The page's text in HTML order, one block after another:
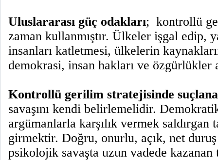
Uluslararası güç odakları; kontrollü
zaman kullanmıştır. Ülkeler işgal edip,
insanları katletmesi, ülkelerin
demokrasi, insan hakları ve özgürlükler
Kontrollü gerilim stratejisinde
savaşını kendi belirlemelidir.
argümanlarla karşılık vermek saldırgan
girmektir. Doğru, onurlu, açık, net
psikolojik savaşta uzun vadede